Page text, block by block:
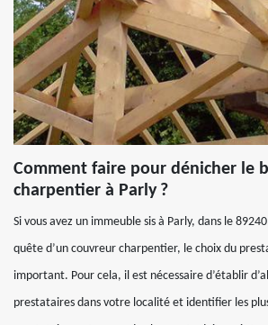
Comment faire pour dénicher le
charpentier à Parly ?
Si vous avez un immeuble sis à Parly, dans le
quête d’un couvreur charpentier, le choix du
important. Pour cela, il est nécessaire d’établir
prestataires dans votre localité et identifier les